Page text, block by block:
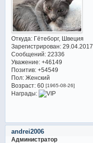
Откуда:Гётеборг, Швеция
Зарегистрирован: 29.04.2017
Сообщений:22336
Уважение: +46149
Позитив: +54549
Пол:Женский
Возраст:60 [1965-08-26]
Награды:
andrei2006
Администратор